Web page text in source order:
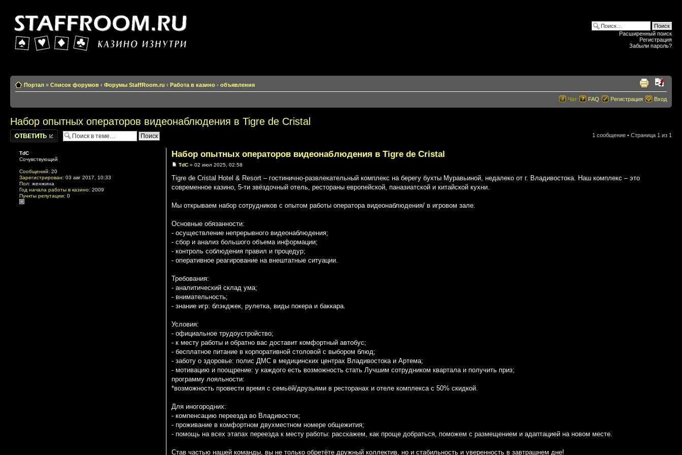
Расширенный поиск
Регистрация
Забыли пароль?
Портал » Список форумов ‹ Форумы StaffRoom.ru ‹ Работа в казино - объявления
Чат FAQ Регистрация Вход
Набор опытных операторов видеонаблюдения в Tigre de Cristal
Написать
комментарии
1 сообщение • Страница 1 из 1
Набор опытных операторов видеонаблюдения в Tigre de Cristal
TdC » 02 июл 2025, 02:58
Tigre de Cristal Hotel & Resort – гостинично-развлекательный комплекс на берегу бухты Муравьиной, недалеко от г. Владивостока. Наш комплекс – это
современное казино, 5-ти звёздочный отель, рестораны европейской, паназиатской и китайской кухни.
Мы открываем набор сотрудников с опытом работы оператора видеонаблюдения/ в игровом зале.
Основные обязанности:
- осуществление непрерывного видеонаблюдения;
- сбор и анализ большого объема информации;
- контроль соблюдения правил и процедур;
- оперативное реагирование на внештатные ситуации.
Требования:
- аналитический склад ума;
- внимательность;
- знание игр: блэкджек, рулетка, виды покера и баккара.
Условия:
- официальное трудоустройство;
- к месту работы и обратно вас доставит комфортный автобус;
- бесплатное питание в корпоративной столовой с выбором блюд;
- заботу о здоровье: полис ДМС в медицинских центрах Владивостока и Артема;
- мотивацию и поощрение: у каждого есть возможность стать Лучшим сотрудником квартала и получить приз;
программу лояльности:
*возможность провести время с семьёй/друзьями в ресторанах и отеле комплекса с 50% скидкой.
Для иногородних:
- компенсацию переезда во Владивосток;
- проживание в комфортном двухместном номере общежития;
- помощь на всех этапах переезда к месту работы: расскажем, как проще добраться, поможем с размещением и адаптацией на новом месте.
Став частью нашей команды, вы не только обретёте дружный коллектив, но и стабильность и уверенность в завтрашнем дне!
TdC
Сочувствующий
Сообщений: 20
Зарегистрирован: 03 авг 2017, 10:33
Пол: женжина
Год начала работы в казино: 2009
Пункты репутации: 0